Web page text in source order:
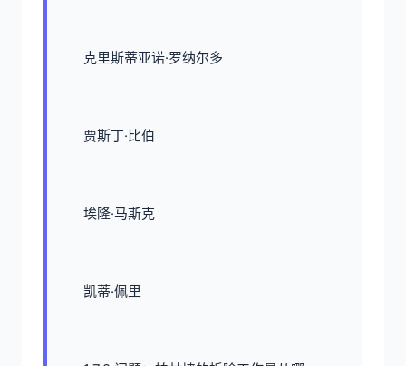
克里斯蒂亚诺·罗纳尔多
贾斯丁·比伯
埃隆·马斯克
凯蒂·佩里